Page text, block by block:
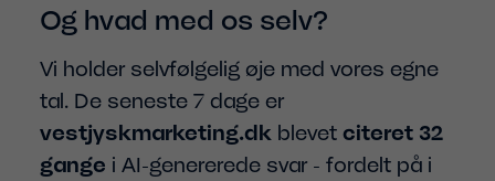
Og hvad med os selv?
Vi holder selvfølgelig øje med vores egne
tal. De seneste 7 dage er
vestjyskmarketing.dkblevet citeret 32
gange i AI-genererede svar - fordelt på i